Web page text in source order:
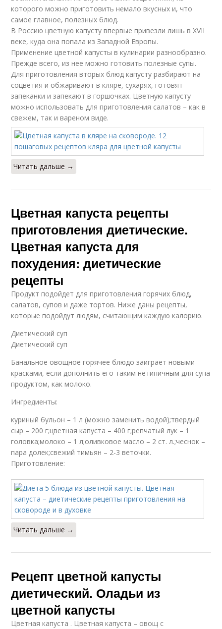
которого можно приготовить немало вкусных и, что
самое главное, полезных блюд.
В Россию цветную капусту впервые привезли лишь в XVII
веке, куда она попала из Западной Европы.
Применение цветной капусты в кулинарии разнообразно.
Прежде всего, из нее можно готовить полезные супы.
Для приготовления вторых блюд капусту разбирают на
соцветия и обжаривают в кляре, сухарях, готовят
запеканки и запекают в горшочках. Цветную капусту
можно использовать для приготовления салатов – как в
свежем, так и вареном виде.
Читать дальше →
Цветная капуста рецепты
приготовления диетические.
Цветная капуста для
похудения: диетические
рецепты
Продукт подойдет для приготовления горячих блюд,
салатов, супов и даже тортов. Ниже даны рецепты,
которые подойдут людям, считающим каждую калорию.
Диетический суп
Диетический суп
Банальное овощное горячее блюдо заиграет новыми
красками, если дополнить его таким нетипичным для супа
продуктом, как молоко.
Ингредиенты:
куриный бульон – 1 л (можно заменить водой);твердый
сыр – 200 г;цветная капуста – 400 г;репчатый лук – 1
головка;молоко – 1 л;оливковое масло – 2 ст. л.;чеснок –
пара долек;свежий тимьян – 2-3 веточки.
Приготовление:
Читать дальше →
Рецепт цветной капусты
диетический. Оладьи из
цветной капусты
Цветная капуста . Цветная капуста – овощ с